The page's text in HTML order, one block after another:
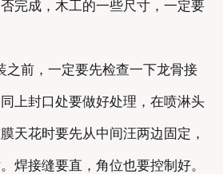
完成，木工的一些尺寸，一定要
之前，一定要先检查一下龙骨接
上封口处要做好处理，在喷淋头
天花时要先从中间汪两边固定，
焊接缝要直，角位也要控制好。